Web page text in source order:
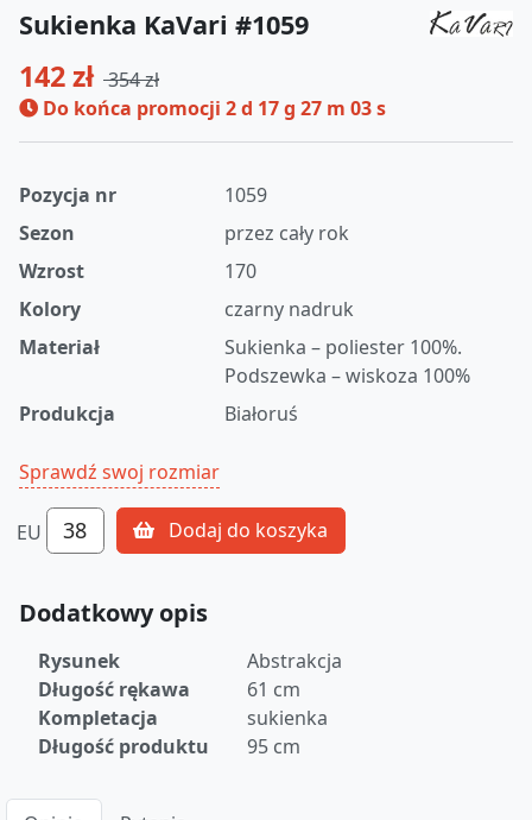
Sukienka KaVari #1059
142 zł 354 zł
Do końca promocji 2 d 17 g 27 m 02 s
Pozycja nr
1059
Sezon
przez cały rok
Wzrost
170
Kolory
czarny nadruk
Materiał
Sukienka – poliester 100%.
Podszewka – wiskoza 100%
Produkcja
Białoruś
Sprawdź swoj rozmiar
EU 38 Dodaj do koszyka
Dodatkowy opis
Rysunek
Abstrakcja
Długość rękawa
61 cm
Kompletacja
sukienka
Długość produktu
95 cm